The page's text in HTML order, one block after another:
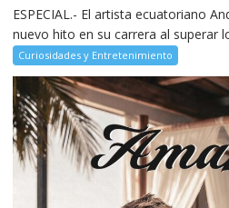
ESPECIAL.- El artista ecuatoriano
nuevo hito en su carrera al superar
Curiosidades y Entretenimiento